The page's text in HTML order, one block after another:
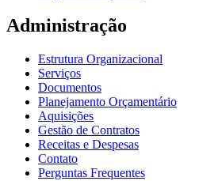
Administração
Estrutura Organizacional
Serviços
Documentos
Planejamento Orçamentário
Aquisições
Gestão de Contratos
Receitas e Despesas
Contato
Perguntas Frequentes